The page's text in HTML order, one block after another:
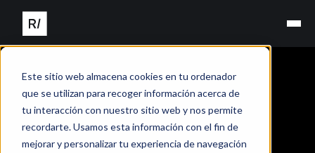
Este sitio web almacena cookies en tu ordenador
que se utilizan para recoger información acerca de
tu interacción con nuestro sitio web y nos permite
recordarte. Usamos esta información con el fin de
mejorar y personalizar tu experiencia de navegación